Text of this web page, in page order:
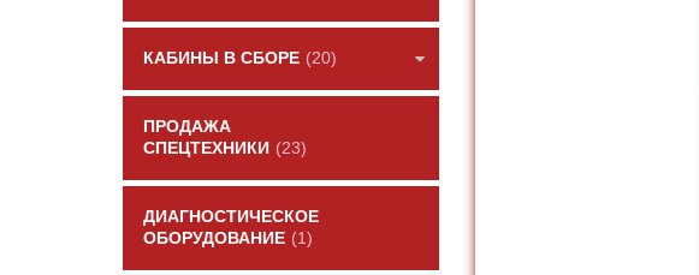
КАБИНЫ В СБОРЕ (20)
ПРОДАЖА
СПЕЦТЕХНИКИ (23)
ДИАГНОСТИЧЕСКОЕ
ОБОРУДОВАНИЕ (1)